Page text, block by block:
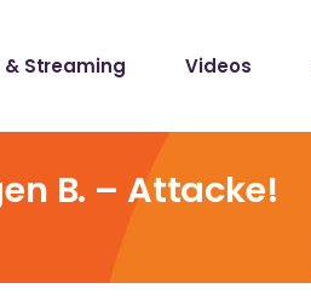
& Streaming Videos
B. – Attacke!